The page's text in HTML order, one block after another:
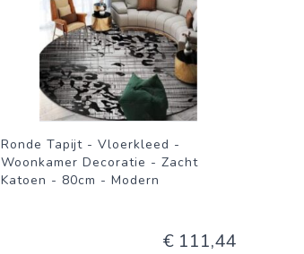
Ronde Tapijt - Vloerkleed -
Woonkamer Decoratie - Zacht
Katoen - 80cm - Modern
€ 111,44